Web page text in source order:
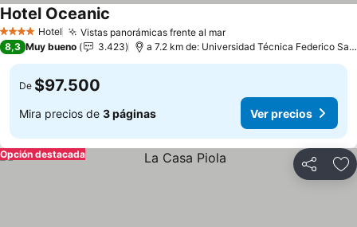
4 EstrellasHotel Vistas panorámicas frente al mar
Hotel Oceanic
8,3 Muy bueno 3.423 a 7.2 km de: Universidad Técnica Federico Santa María
De $97.500
Mira precios de 3 páginas Ver precios
Compartir
Opción destacada